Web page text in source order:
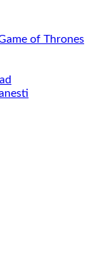
of Thrones